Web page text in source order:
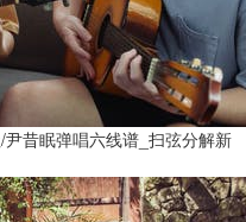
昔眠弹唱六线谱_扫弦分解新